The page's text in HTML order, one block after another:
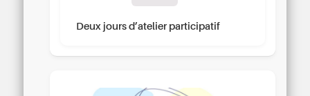
Deux jours d’atelier participatif